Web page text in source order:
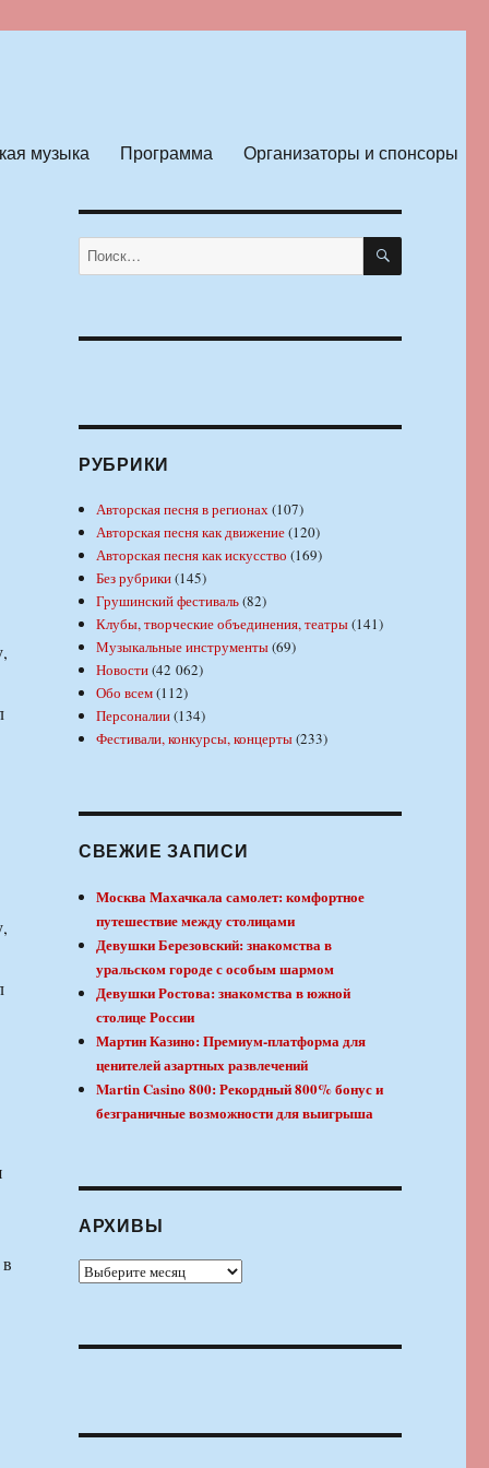
музыка Программа Организаторы и спонсоры
Искать: ПОИСК
РУБРИКИ
Авторская песня в регионах(107)
Авторская песня как движение(120)
Авторская песня как искусство (169)
Без рубрики(145)
Грушинский фестиваль(82)
Клубы, творческие объединения, театры(141)
Музыкальные инструменты(69)
Новости(42 062)
Обо всем(112)
Персоналии(134)
Фестивали, конкурсы, концерты(233)
СВЕЖИЕ ЗАПИСИ
Москва Махачкала самолет: комфортное
путешествие между столицами
Девушки Березовский: знакомства в
уральском городе с особым шармом
Девушки Ростова: знакомства в южной
столице России
Мартин Казино: Премиум-платформа для
ценителей азартных развлечений
Martin Casino 800: Рекордный 800% бонус и
безграничные возможности для выигрыша
АРХИВЫ
Архивы